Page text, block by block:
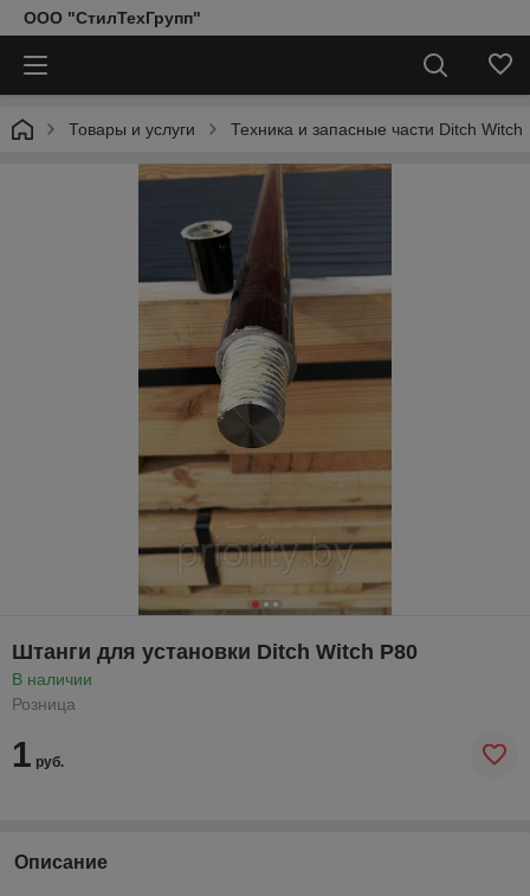
ООО "СтилТехГрупп"
Товары и услуги Техника и запасные части Ditch Witch
Штанги для установки Ditch Witch P80
В наличии
Розница
1 руб.
Описание